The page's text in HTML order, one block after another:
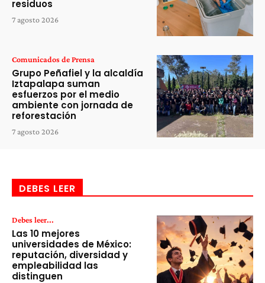
residuos
7 agosto 2026
Comunicados de Prensa
Grupo Peñafiel y la alcaldía
Iztapalapa suman
esfuerzos por el medio
ambiente con jornada de
reforestación
7 agosto 2026
DEBES LEER
Debes leer...
Las 10 mejores
universidades de México:
reputación, diversidad y
empleabilidad las
distinguen